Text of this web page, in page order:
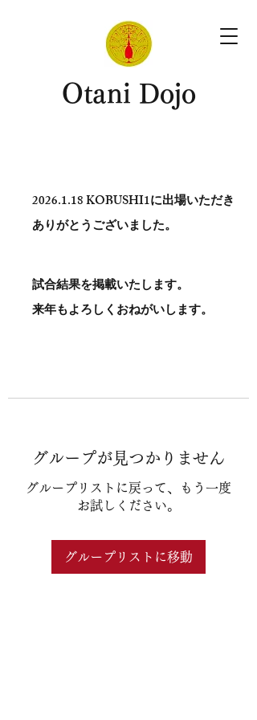
​Otani Dojo
2026.1.18KOBUSHI1に出場いただき
ありがとう​ございました。
試合結果を掲載いたします。
​来年もよろしくおねがいします。
グループが見つかりません
グループリストに戻って、もう一度
お試しください。
グループリストに移動